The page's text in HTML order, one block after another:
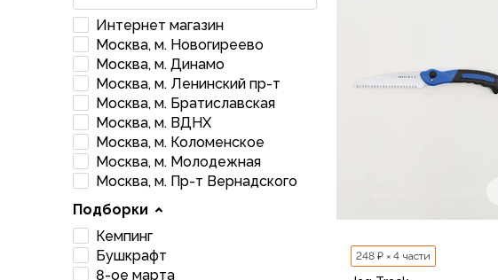
Куртки с синтетическим утеплителем
Жилеты
Брюки
Мембранные брюки
Брюки софтшелл и ветрозащита
Флисовые брюки
Беговые и спортивные
Шорты
Брюки с синтетическим утеплителем
Термобелье
Термофутболки
Термокальсоны
Термотрусы
Интернет магазин
Москва, м. Новогиреево
Москва, м. Динамо
Москва, м. Ленинский пр-т
Москва, м. Братиславская
Москва, м. ВДНХ
Москва, м. Коломенское
Москва, м. Молодежная
Москва, м. Пр-т Вернадского
Подборки
Кемпинг
Бушкрафт
8-ое марта
248 ₽ × 4 части